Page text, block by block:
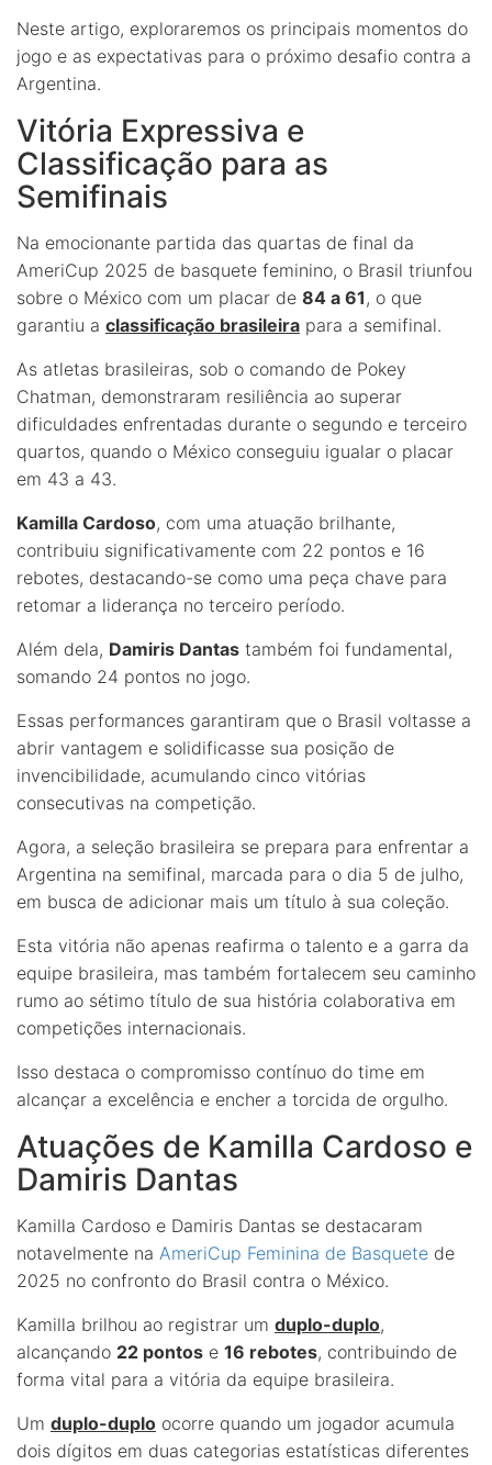
Neste artigo, exploraremos os principais momentos do
jogo e as expectativas para o próximo desafio contra a
Argentina.
Vitória Expressiva e
Classificação para as
Semifinais
Na emocionante partida das quartas de final da
AmeriCup 2025 de basquete feminino, o Brasil triunfou
sobre o México com um placar de 84 a 61 , o que
garantiu a classificação brasileira para a semifinal.
As atletas brasileiras, sob o comando de Pokey
Chatman, demonstraram resiliência ao superar
dificuldades enfrentadas durante o segundo e terceiro
quartos, quando o México conseguiu igualar o placar
em 43 a 43.
Kamilla Cardoso, com uma atuação brilhante,
contribuiu significativamente com 22 pontos e 16
rebotes, destacando-se como uma peça chave para
retomar a liderança no terceiro período.
Além dela, Damiris Dantas também foi fundamental,
somando 24 pontos no jogo.
Essas performances garantiram que o Brasil voltasse a
abrir vantagem e solidificasse sua posição de
invencibilidade, acumulando cinco vitórias
consecutivas na competição.
Agora, a seleção brasileira se prepara para enfrentar a
Argentina na semifinal, marcada para o dia 5 de julho,
em busca de adicionar mais um título à sua coleção.
Esta vitória não apenas reafirma o talento e a garra da
equipe brasileira, mas também fortalecem seu caminho
rumo ao sétimo título de sua história colaborativa em
competições internacionais.
Isso destaca o compromisso contínuo do time em
alcançar a excelência e encher a torcida de orgulho.
Atuações de Kamilla Cardoso e
Damiris Dantas
Kamilla Cardoso e Damiris Dantas se destacaram
notavelmente na AmeriCup Feminina de Basquete de
2025 no confronto do Brasil contra o México.
Kamilla brilhou ao registrar um duplo-duplo,
alcançando 22 pontos e 16 rebotes, contribuindo de
forma vital para a vitória da equipe brasileira.
Um duplo-duplo ocorre quando um jogador acumula
dois dígitos em duas categorias estatísticas diferentes